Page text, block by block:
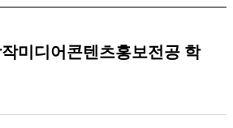
미디어콘텐츠홍보전공 학